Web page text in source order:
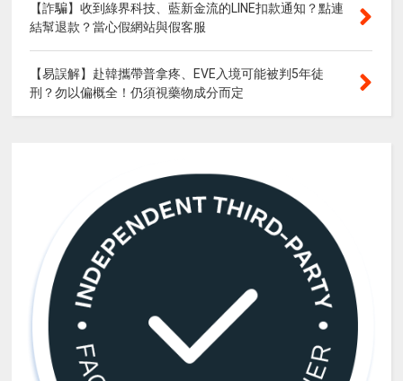
【詐騙】收到綠界科技、藍新金流的LINE扣款通知？點連
結幫退款？當心假網站與假客服
【易誤解】赴韓攜帶普拿疼、EVE入境可能被判5年徒
刑？勿以偏概全！仍須視藥物成分而定